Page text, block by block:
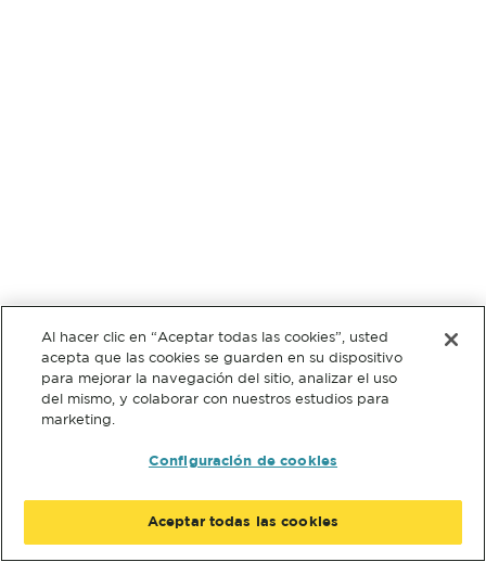
Al hacer clic en “Aceptar todas las cookies”, usted
acepta que las cookies se guarden en su dispositivo
para mejorar la navegación del sitio, analizar el uso
del mismo, y colaborar con nuestros estudios para
marketing.
Configuración de cookies
Aceptar todas las cookies